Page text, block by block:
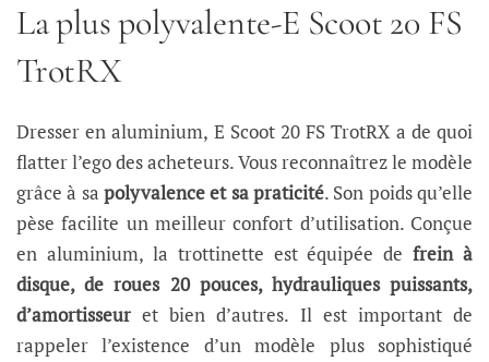
La plus polyvalente-E Scoot 20 FS
TrotRX
Dresser en aluminium, E Scoot 20 FS TrotRX a de quoi
flatter l’ego des acheteurs. Vous reconnaîtrez le modèle
grâce à sa polyvalence et sa praticité. Son poids qu’elle
pèse facilite un meilleur confort d’utilisation. Conçue
en aluminium, la trottinette est équipée defrein à
disque, de roues 20 pouces, hydrauliques puissants,
d’amortisseuret bien d’autres. Il est important de
rappeler l’existence d’un modèle plus sophistiqué